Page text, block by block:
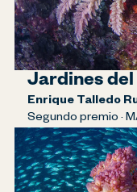
Jardines
Enrique Talledo
Segundo premio ·